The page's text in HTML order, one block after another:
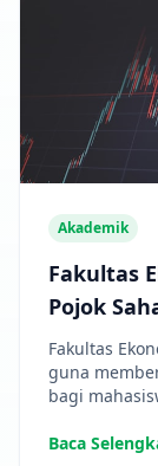
Akademik
Fakultas
Pojok
Fakultas
guna
bagi
Baca